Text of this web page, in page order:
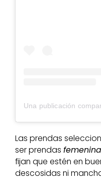
Las prendas
ser prendas
fijan que estén en
descosidas ni